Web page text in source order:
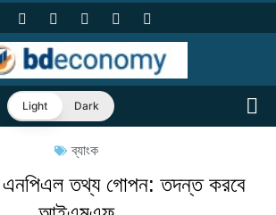
Light Dark
ব্যাংক
এনপিএল তথ্য গোপন: তদন্ত করবে